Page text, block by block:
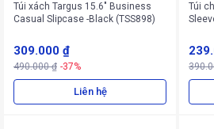
Túi xách Targus 15.6" Business
Casual Slipcase -Black (TSS898)
309.000 ₫
490.000 ₫ -37%
Liên hệ
Túi